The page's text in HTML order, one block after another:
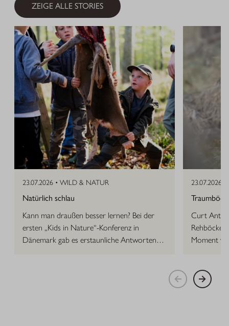
ZEIGE ALLE STORIES
23.07.2026 • WILD & NATUR
Natürlich schlau
Kann man draußen besser lernen? Bei der
ersten „Kids in Nature“-Konferenz in
Dänemark gab es erstaunliche Antworten
23.07.2026 •
Curt Anton
Rehböcke,
Moment